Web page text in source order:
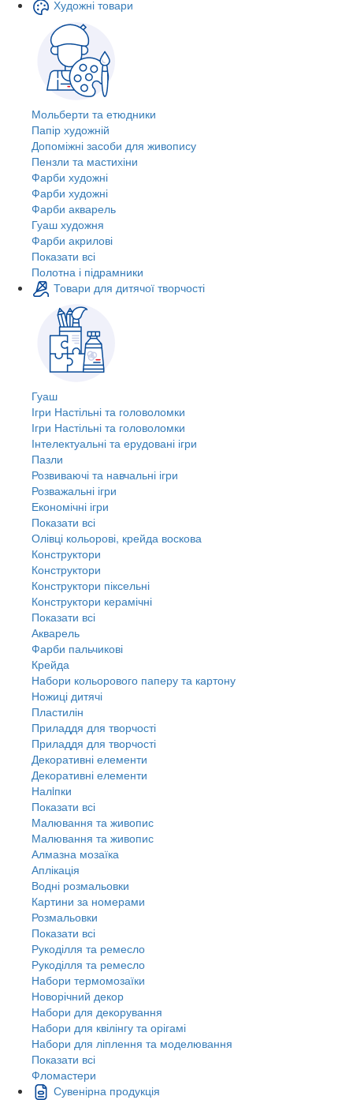
Художні товари
Мольберти та етюдники
Папір художній
Допоміжні засоби для живопису
Пензли та мастихіни
Фарби художні
Фарби художні
Фарби акварель
Гуаш художня
Фарби акрилові
Показати всі
Полотна і підрамники
Товари для дитячої творчості
Гуаш
Ігри Настільні та головоломки
Ігри Настільні та головоломки
Інтелектуальні та ерудовані ігри
Пазли
Розвиваючі та навчальні ігри
Розважальні ігри
Економічні ігри
Показати всі
Олівці кольорові, крейда воскова
Конструктори
Конструктори
Конструктори піксельні
Конструктори керамічні
Показати всі
Акварель
Фарби пальчикові
Крейда
Набори кольорового паперу та картону
Ножиці дитячі
Пластилін
Приладдя для творчості
Приладдя для творчості
Декоративні елементи
Декоративні елементи
Налiпки
Показати всі
Малювання та живопис
Малювання та живопис
Алмазна мозаїка
Аплікація
Водні розмальовки
Картини за номерами
Розмальовки
Показати всі
Рукоділля та ремесло
Рукоділля та ремесло
Набори термомозаїки
Новорічний декор
Набори для декорування
Набори для квілінгу та орігамі
Набори для ліплення та моделювання
Показати всі
Фломастери
Сувенірна продукція